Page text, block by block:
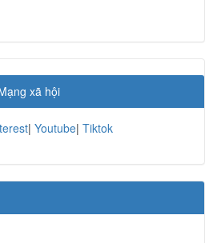
xã hội
| Youtube| Tiktok